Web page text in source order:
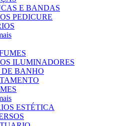
E BANDAS
PEDICURE
ILUMINADORES
DE BANHO
ESTÉTICA